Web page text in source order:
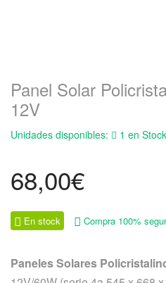
Panel Solar
12V
Unidades disponibles: 1 en Stock
68,00€
En stock Compra 100%
Paneles Solares